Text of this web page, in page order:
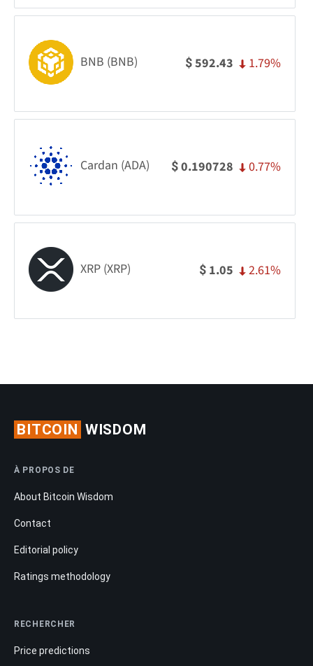
BNB (BNB) $592.43 1.79%
Cardan (ADA) $0.190728 0.77%
XRP (XRP) $ 1.05 2.61%
BITCOIN WISDOM
À PROPOS DE
About Bitcoin Wisdom
Contact
Editorial policy
Ratings methodology
RECHERCHER
Price predictions